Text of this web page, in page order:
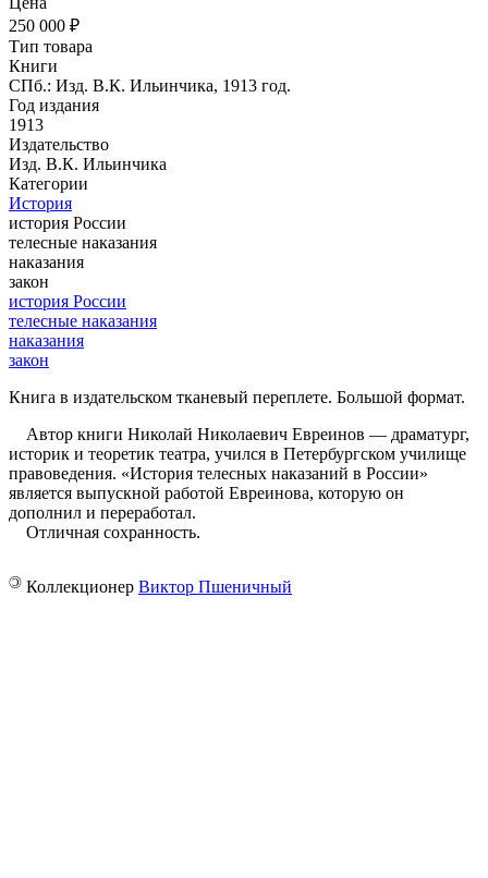
250 000 ₽
Тип товара
Книги
СПб.: Изд. В.К. Ильинчика, 1913 год.
Год издания
1913
Издательство
Изд. В.К. Ильинчика
Категории
История
история России
телесные наказания
наказания
закон
история России
телесные наказания
наказания
закон
Книга в издательском тканевый переплете. Большой формат.
Автор книги Николай Николаевич Евреинов — драматург,
историк и теоретик театра, учился в Петербургском училище
правоведения. «История телесных наказаний в России»
является выпускной работой Евреинова, которую он
дополнил и переработал.
Отличная сохранность.
© Коллекционер Виктор Пшеничный